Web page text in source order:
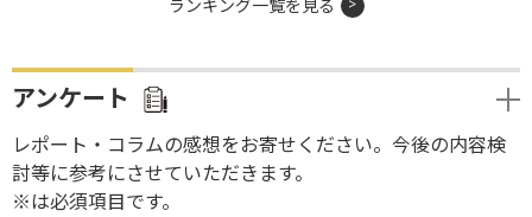
ランキング一覧を見る
アンケート
レポート・コラムの感想をお寄せください。今後の内容検
討等に参考にさせていただきます。
※は必須項目です。